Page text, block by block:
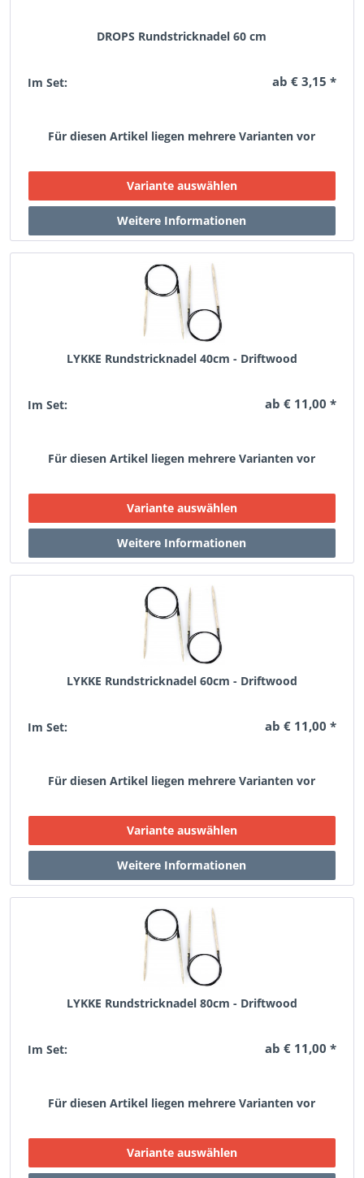
DROPS Rundstricknadel 60 cm
Im Set: ab € 3,15 *
Für diesen Artikel liegen mehrere Varianten vor
LYKKE Rundstricknadel 40cm - Driftwood
Im Set: ab € 11,00 *
Für diesen Artikel liegen mehrere Varianten vor
LYKKE Rundstricknadel 60cm - Driftwood
Im Set: ab € 11,00 *
Für diesen Artikel liegen mehrere Varianten vor
LYKKE Rundstricknadel 80cm - Driftwood
Im Set: ab € 11,00 *
Für diesen Artikel liegen mehrere Varianten vor